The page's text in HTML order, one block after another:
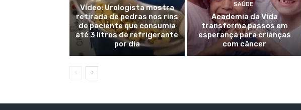
Vídeo: Urologista mostra
retirada de pedras nos rins
de paciente que consumia
até 3 litros de refrigerante
por dia
SAÚDE
Academia da Vida
transforma passos em
esperança para crianças
com câncer